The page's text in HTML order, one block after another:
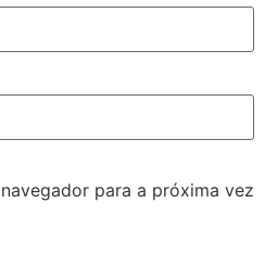
para a próxima vez